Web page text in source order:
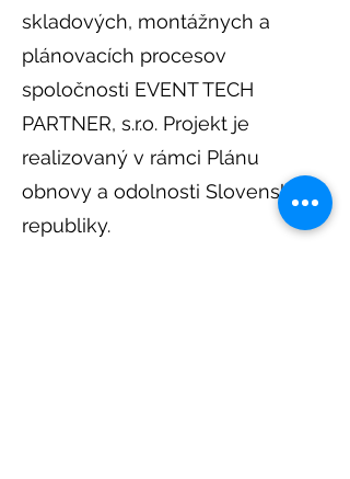
skladových, montážnych a
plánovacích procesov
spoločnosti EVENT TECH
PARTNER, s.r.o. Projekt je
realizovaný v rámci Plánu
obnovy a odolnosti Slovenskej
republiky.